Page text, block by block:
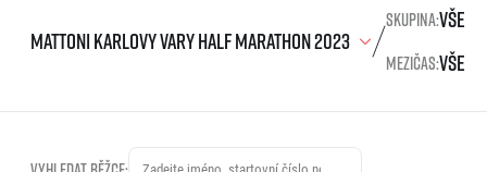
RunCzech Store
projekt SuperHalfs
SuperHalfs FAQ
Skupina:
Mezičas: